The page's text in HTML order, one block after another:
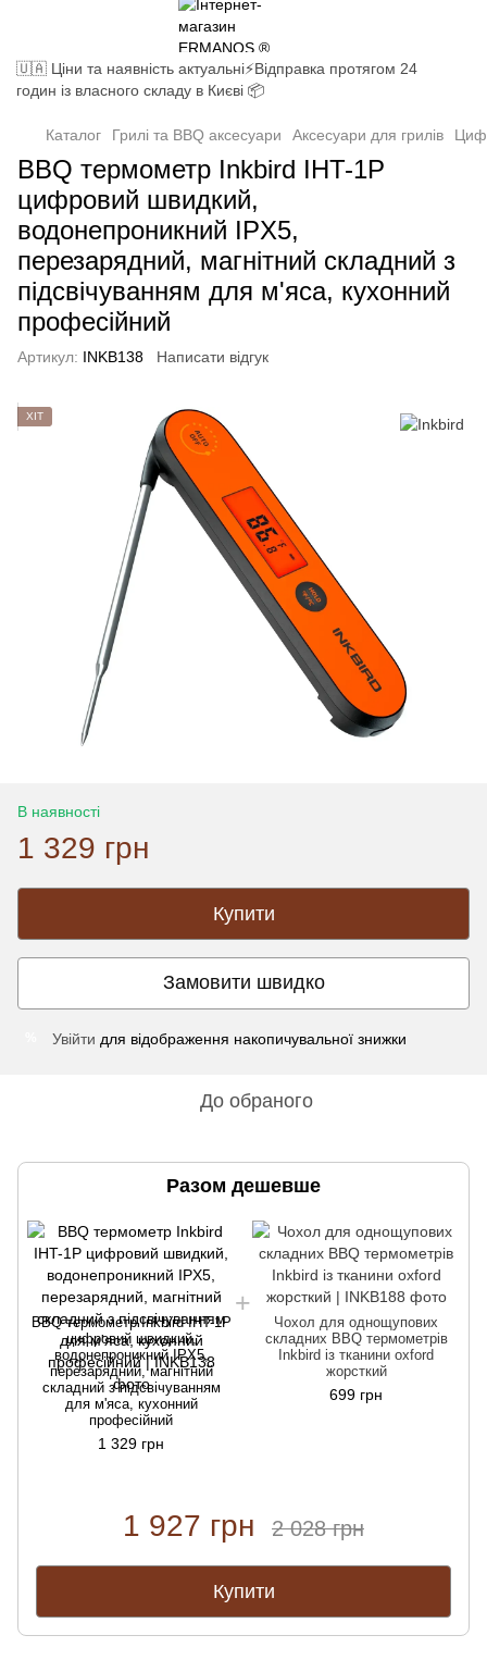
🇺🇦 Ціни та наявність актуальні⚡Відправка протягом 24
годин із власного складу в Києві 📦
Каталог Грилі та BBQ аксесуари Аксесуари для грилів
BBQ термометр Inkbird IHT-1P
цифровий швидкий,
водонепроникний IPX5,
перезарядний, магнітний складний з
підсвічуванням для м'яса, кухонний
професійний
Артикул: INKB138 Написати відгук
ХІТ
В наявності
1 329 грн
Купити
Замовити швидко
Увійти для відображення накопичувальної знижки
До обраного
Разом дешевше
BBQ термометр Inkbird IHT-1P
цифровий швидкий,
водонепроникний IPX5,
перезарядний, магнітний
складний з підсвічуванням
для м'яса, кухонний
професійний
1 329 грн
Чохол для однощупових
складних BBQ термометрів
Inkbird із тканини oxford
жорсткий
699 грн
1 927 грн 2 028 грн
Купити